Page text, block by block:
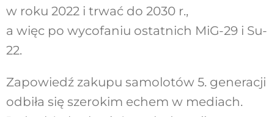
w roku 2022 i trwać do 2030 r.,
a więc po wycofaniu ostatnich MiG-29 i Su-
22.
Zapowiedź zakupu samolotów 5. generacji
odbiła się szerokim echem w mediach.